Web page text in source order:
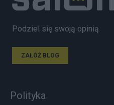
Podziel się swoją opinią
ZAŁÓŻ BLOG
Polityka